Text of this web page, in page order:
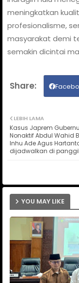
meningkatkan
profesionalisme,
masyarakat demi
semakin dicintai
LEBIH LAMA
Kasus Japrem
Nonaktif Abdul Wahid
Inhu Ade Agus
dijadwalkan di panggil
YOU MAY LIKE